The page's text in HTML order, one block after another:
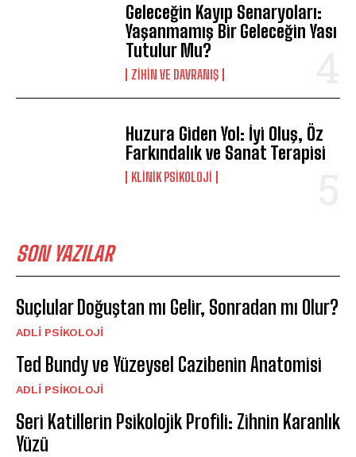
Geleceğin Kayıp Senaryoları:
Yaşanmamış Bir Geleceğin Yası
Tutulur Mu?
⁠ZIHIN VE DAVRANIŞ
Huzura Giden Yol: İyi Oluş, Öz
Farkındalık ve Sanat Terapisi
KLINIK PSIKOLOJI
SON YAZILAR
Suçlular Doğuştan mı Gelir, Sonradan mı Olur?
ADLI PSIKOLOJI
Ted Bundy ve Yüzeysel Cazibenin Anatomisi
ADLI PSIKOLOJI
Seri Katillerin Psikolojik Profili: Zihnin Karanlık
Yüzü